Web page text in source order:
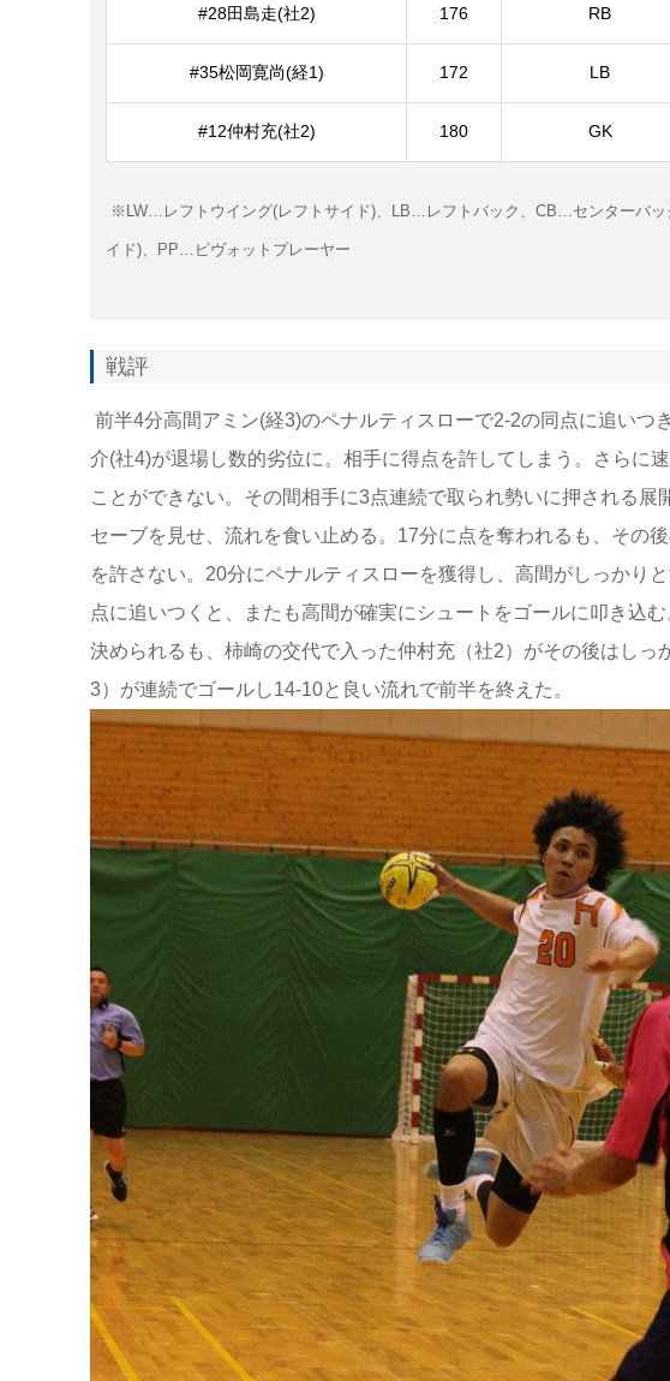
#28田島走(社2) 176 RB
#35松岡寛尚(経1) 172 LB
#12仲村充(社2) 180 GK
※LW…レフトウイング(レフトサイド)、LB…レフトバック、CB…センターバ
イド)、PP…ピヴォットプレーヤー
戦評
前半4分高間アミン(経3)のペナルティスローで2-2の同点に追いつ
介(社4)が退場し数的劣位に。相手に得点を許してしまう。さらに
ことができない。その間相手に3点連続で取られ勢いに押される
セーブを見せ、流れを食い止める。17分に点を奪われるも、その
を許さない。20分にペナルティスローを獲得し、高間がしっかり
点に追いつくと、またも高間が確実にシュートをゴールに叩き込
決められるも、柿崎の交代で入った仲村充（社2）がその後はし
3）が連続でゴールし14-10と良い流れで前半を終えた。